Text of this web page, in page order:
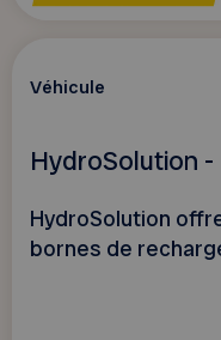
Véhicule
HydroSolution
HydroSolution
bornes de